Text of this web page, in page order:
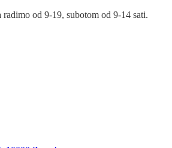
od 9-19, subotom od 9-14 sati.